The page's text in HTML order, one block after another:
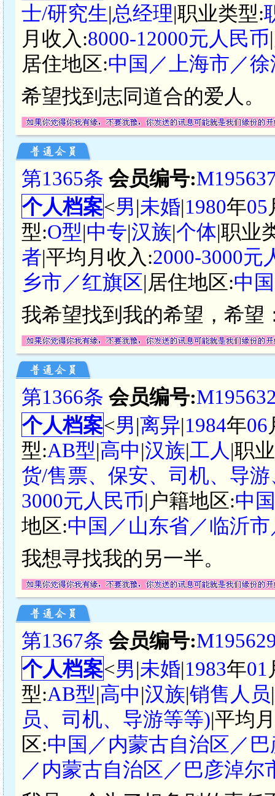
士/研究生|总经理|职业类型:
月收入:8000-12000元人民币
居住地区:中国／上海市／
希望找到志同道合的爱人。
第1365条 会员编号:
个人档案<男|未婚|1980年05
型:O型|中专|汉族|个体|职业
者|平均月收入:2000-3000元
乡市／红旗区|居住地区:中
我希望找到我的希望，希望
第1366条 会员编号:
个人档案<男|离异|1984年06
型:AB型|高中|汉族|工人 |职
货/售票、保安、司机、导
3000元人民币|户籍地区:中
地区:中国／山东省／临沂
我想寻找我的另一半。
第1367条 会员编号:
个人档案<男|未婚|1983年01
型:AB型|高中|汉族|销售人员
员、司机、导游等等)|平均
区:中国／内蒙古自治区／
／内蒙古自治区／巴彦淖尔